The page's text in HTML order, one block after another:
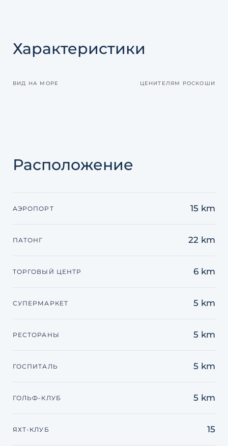
Характеристики
ВИД НА МОРЕ ЦЕНИТЕЛЯМ РОСКОШИ
Расположение
АЭРОПОРТ 15 km
ПАТОНГ 22 km
ТОРГОВЫЙ ЦЕНТР 6 km
СУПЕРМАРКЕТ 5 km
РЕСТОРАНЫ 5 km
ГОСПИТАЛЬ 5 km
ГОЛЬФ-КЛУБ 5 km
ЯХТ-КЛУБ 15